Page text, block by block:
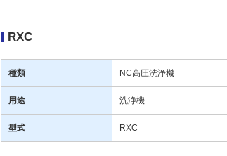
RXC
種類 NC高圧洗浄機
用途 洗浄機
型式 RXC